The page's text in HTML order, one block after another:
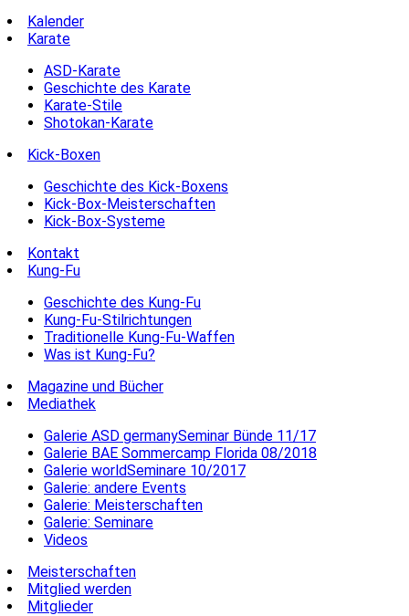
Kalender
Karate
ASD-Karate
Geschichte des Karate
Karate-Stile
Shotokan-Karate
Kick-Boxen
Geschichte des Kick-Boxens
Kick-Box-Meisterschaften
Kick-Box-Systeme
Kontakt
Kung-Fu
Geschichte des Kung-Fu
Kung-Fu-Stilrichtungen
Traditionelle Kung-Fu-Waffen
Was ist Kung-Fu?
Magazine und Bücher
Mediathek
Galerie ASD germanySeminar Bünde 11/17
Galerie BAE Sommercamp Florida 08/2018
Galerie worldSeminare 10/2017
Galerie: andere Events
Galerie: Meisterschaften
Galerie: Seminare
Videos
Meisterschaften
Mitglied werden
Mitglieder